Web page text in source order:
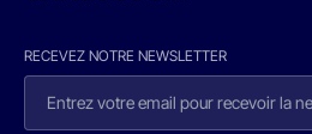
RECEVEZ NOTRE NEWSLETTER